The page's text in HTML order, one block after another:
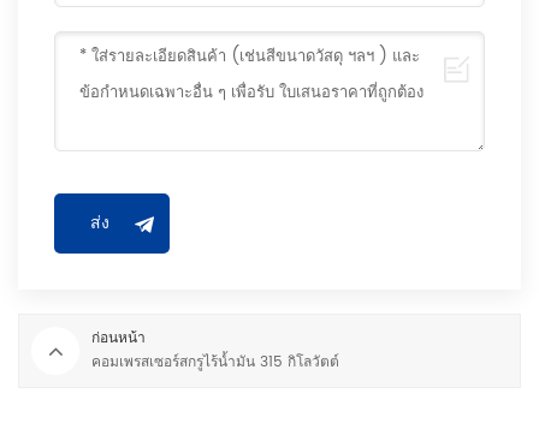
ก่อนหน้า
คอมเพรสเซอร์สกรูไร้น้ำมัน 315 กิโลวัตต์